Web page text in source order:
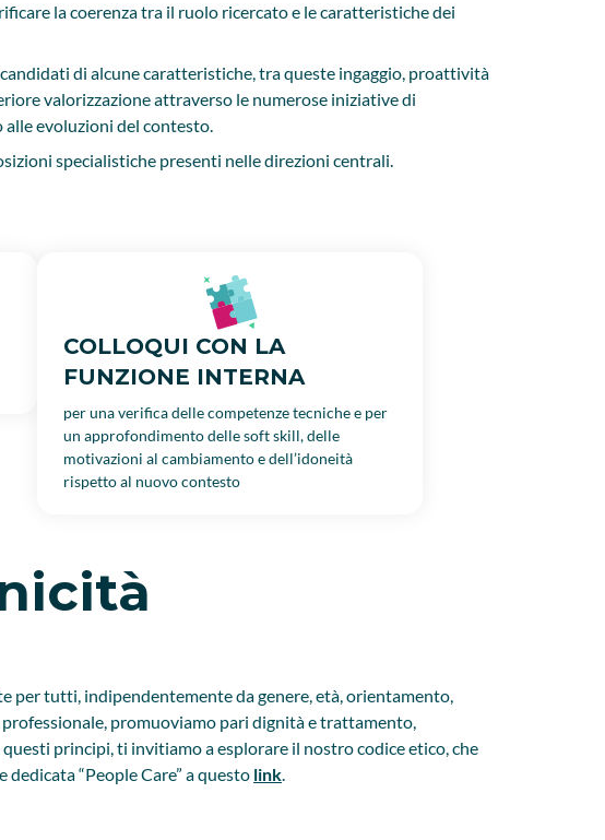
la coerenza tra il ruolo ricercato e le caratteristiche dei
di alcune caratteristiche, tra queste ingaggio, proattività
valorizzazione attraverso le numerose iniziative di
evoluzioni del contesto.
specialistiche presenti nelle direzioni centrali.
COLLOQUI CON LA
FUNZIONE INTERNA
per una verifica delle competenze tecniche e per
un approfondimento delle soft skill, delle
motivazioni al cambiamento e dell’idoneità
rispetto al nuovo contesto
per tutti, indipendentemente da genere, età, orientamento,
promuoviamo pari dignità e trattamento,
principi, ti invitiamo a esplorare il nostro codice etico, che
dedicata “People Care” a questo link.